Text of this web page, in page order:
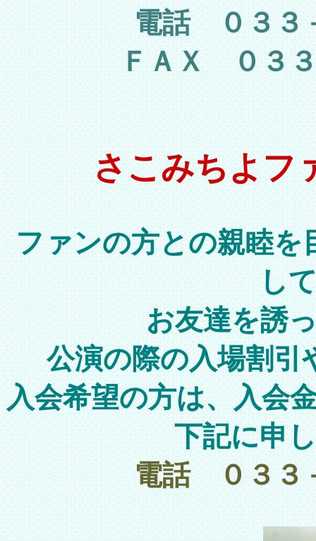
電話 ０３３
ＦＡＸ ０３３
さこみちよフ
ファンの方との親睦
し
お友達を誘
公演の際の入場割引
入会希望の方は、入会
下記に申
電話 ０３３